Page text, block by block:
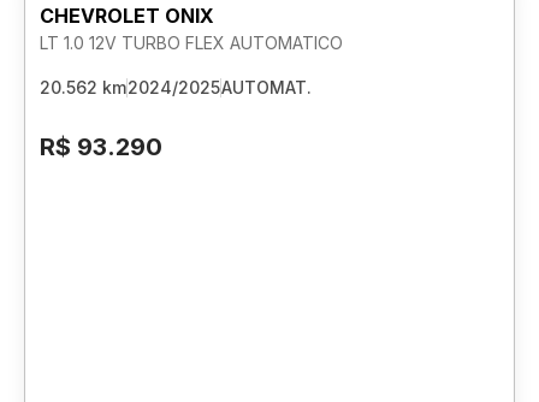
CHEVROLET ONIX
LT 1.0 12V TURBO FLEX AUTOMATICO
20.562 km2024/2025AUTOMAT.
R$ 93.290